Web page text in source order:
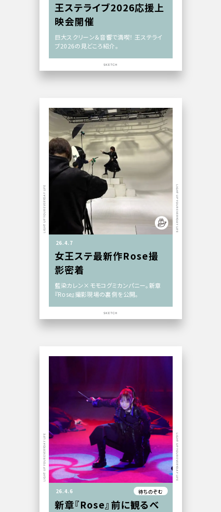
王ステライブ2026応援上
映会開催
巨大スクリーン＆音響で満喫！ 王ステライ
ブ2026の見どころ紹介。
SKETCH
26.4.7
女王ステ最新作Rose撮
影密着
藍染カレン×モモコグミカンパニー。新章
『Rose』撮影現場の裏側を公開。
LIGHT UP YOUR EVERYDAY LIFE LIGHT UP YOUR EVERYDAY LIFE
SKETCH
26.4.6 待ちのぞむ
新章『Rose』前に観るべ
LIGHT UP YOUR EVERYDAY LIFE LIGHT UP YOUR EVERYDAY LIFE